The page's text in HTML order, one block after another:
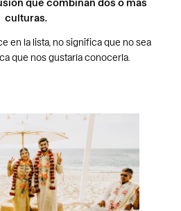
que combinan dos o más
culturas.
en la lista, no significa que no sea
que nos gustaría conocerla.